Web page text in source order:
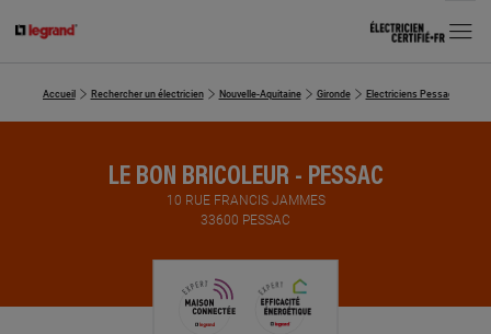
MENU
Accueil Rechercher un électricien Nouvelle-Aquitaine Gironde Electriciens Pessac
LE BON BRICOLEUR - PESSAC
10 RUE FRANCIS JAMMES
33600 PESSAC